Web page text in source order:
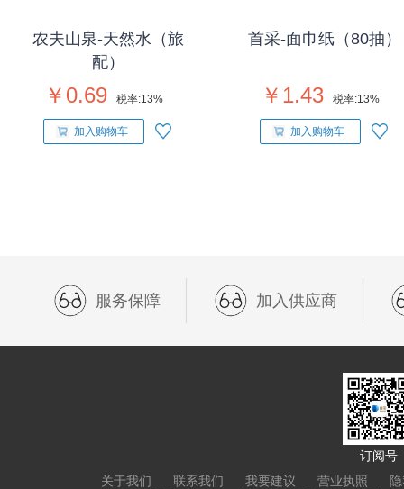
农夫山泉-天然水（旅
配）
￥0.69 税率:13%
加入购物车
首采-面巾纸（80抽）
￥1.43 税率:13%
加入购物车
服务保障 加入供应商
订阅号
关于我们
联系我们 我要建议 营业执照